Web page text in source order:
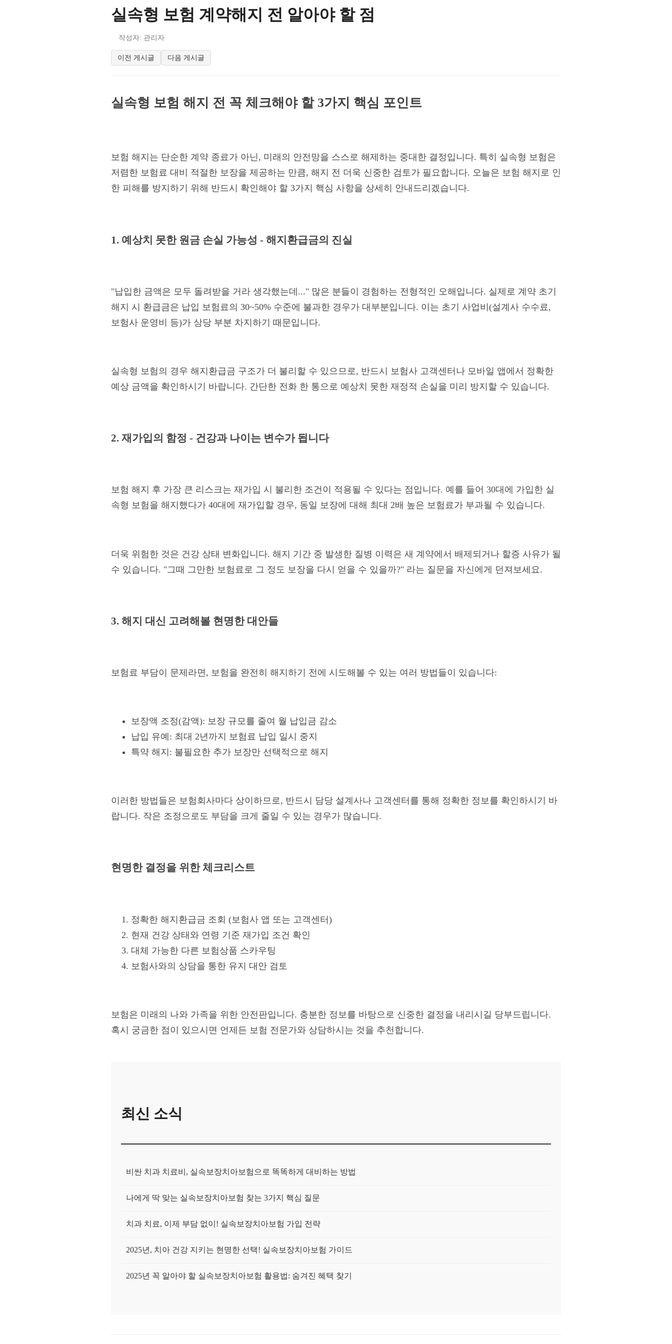
실속형 보험 계약해지 전 알아야 할 점
작성자: 관리자
이전 게시글 다음 게시글
실속형 보험 해지 전 꼭 체크해야 할 3가지 핵심 포인트
보험 해지는 단순한 계약 종료가 아닌, 미래의 안전망을 스스로 해제하는 중대한 결정입니다. 특히 실속형 보험은
저렴한 보험료 대비 적절한 보장을 제공하는 만큼, 해지 전 더욱 신중한 검토가 필요합니다. 오늘은 보험 해지로 인
한 피해를 방지하기 위해 반드시 확인해야 할 3가지 핵심 사항을 상세히 안내드리겠습니다.
1. 예상치 못한 원금 손실 가능성 - 해지환급금의 진실
"납입한 금액은 모두 돌려받을 거라 생각했는데..." 많은 분들이 경험하는 전형적인 오해입니다. 실제로 계약 초기
해지 시 환급금은 납입 보험료의 30~50% 수준에 불과한 경우가 대부분입니다. 이는 초기 사업비(설계사 수수료,
보험사 운영비 등)가 상당 부분 차지하기 때문입니다.
실속형 보험의 경우 해지환급금 구조가 더 불리할 수 있으므로, 반드시 보험사 고객센터나 모바일 앱에서 정확한
예상 금액을 확인하시기 바랍니다. 간단한 전화 한 통으로 예상치 못한 재정적 손실을 미리 방지할 수 있습니다.
2. 재가입의 함정 - 건강과 나이는 변수가 됩니다
보험 해지 후 가장 큰 리스크는 재가입 시 불리한 조건이 적용될 수 있다는 점입니다. 예를 들어 30대에 가입한 실
속형 보험을 해지했다가 40대에 재가입할 경우, 동일 보장에 대해 최대 2배 높은 보험료가 부과될 수 있습니다.
더욱 위험한 것은 건강 상태 변화입니다. 해지 기간 중 발생한 질병 이력은 새 계약에서 배제되거나 할증 사유가 될
수 있습니다. "그때 그만한 보험료로 그 정도 보장을 다시 얻을 수 있을까?" 라는 질문을 자신에게 던져보세요.
3. 해지 대신 고려해볼 현명한 대안들
보험료 부담이 문제라면, 보험을 완전히 해지하기 전에 시도해볼 수 있는 여러 방법들이 있습니다:
보장액 조정(감액): 보장 규모를 줄여 월 납입금 감소
납입 유예: 최대 2년까지 보험료 납입 일시 중지
특약 해지: 불필요한 추가 보장만 선택적으로 해지
이러한 방법들은 보험회사마다 상이하므로, 반드시 담당 설계사나 고객센터를 통해 정확한 정보를 확인하시기 바
랍니다. 작은 조정으로도 부담을 크게 줄일 수 있는 경우가 많습니다.
현명한 결정을 위한 체크리스트
정확한 해지환급금 조회 (보험사 앱 또는 고객센터)
현재 건강 상태와 연령 기준 재가입 조건 확인
대체 가능한 다른 보험상품 스카우팅
보험사와의 상담을 통한 유지 대안 검토
보험은 미래의 나와 가족을 위한 안전판입니다. 충분한 정보를 바탕으로 신중한 결정을 내리시길 당부드립니다.
혹시 궁금한 점이 있으시면 언제든 보험 전문가와 상담하시는 것을 추천합니다.
최신 소식
비싼 치과 치료비, 실속보장치아보험으로 똑똑하게 대비하는 방법
나에게 딱 맞는 실속보장치아보험 찾는 3가지 핵심 질문
치과 치료, 이제 부담 없이! 실속보장치아보험 가입 전략
2025년, 치아 건강 지키는 현명한 선택! 실속보장치아보험 가이드
2025년 꼭 알아야 할 실속보장치아보험 활용법: 숨겨진 혜택 찾기